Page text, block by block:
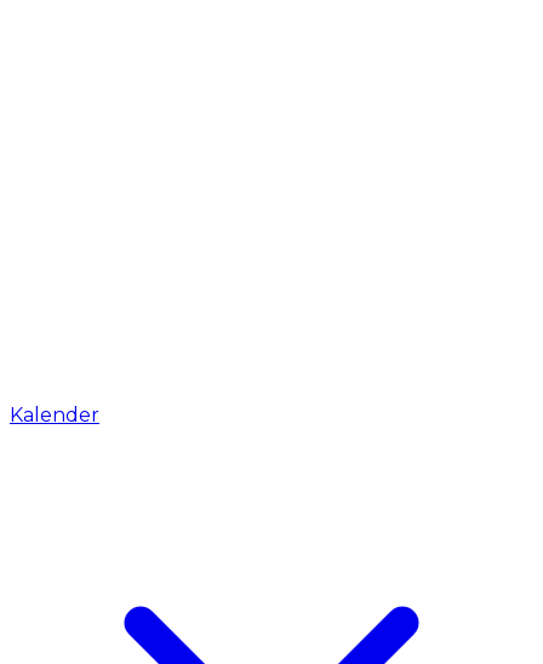
Kalender